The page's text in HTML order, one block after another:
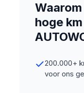
hoge
200.000+
voor ons